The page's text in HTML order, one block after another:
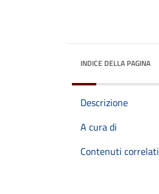
INDICE DELLA PAGINA
Descrizione
A cura di
Contenuti correlati